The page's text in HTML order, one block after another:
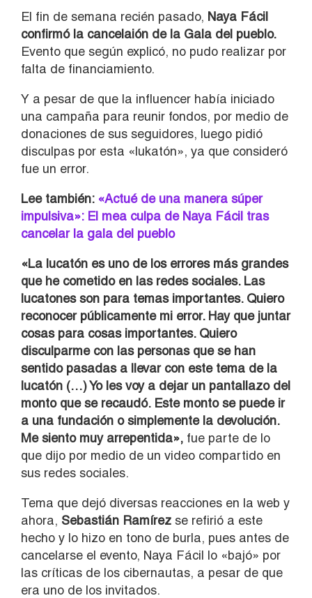
El fin de semana recién pasado, Naya Fácil
confirmó la cancelaión de la Gala del pueblo.
Evento que según explicó, no pudo realizar por
falta de financiamiento.
Y a pesar de que la influencer había iniciado
una campaña para reunir fondos, por medio de
donaciones de sus seguidores, luego pidió
disculpas por esta «lukatón», ya que consideró
fue un error.
Lee también: «Actué de una manera súper
impulsiva»: El mea culpa de Naya Fácil tras
cancelar la gala del pueblo
«La lucatón es uno de los errores más grandes
que he cometido en las redes sociales. Las
lucatones son para temas importantes. Quiero
reconocer públicamente mi error. Hay que juntar
cosas para cosas importantes. Quiero
disculparme con las personas que se han
sentido pasadas a llevar con este tema de la
lucatón (…) Yo les voy a dejar un pantallazo del
monto que se recaudó. Este monto se puede ir
a una fundación o simplemente la devolución.
Me siento muy arrepentida», fue parte de lo
que dijo por medio de un video compartido en
sus redes sociales.
Tema que dejó diversas reacciones en la web y
ahora, Sebastián Ramírez se refirió a este
hecho y lo hizo en tono de burla, pues antes de
cancelarse el evento, Naya Fácil lo «bajó» por
las críticas de los cibernautas, a pesar de que
era uno de los invitados.